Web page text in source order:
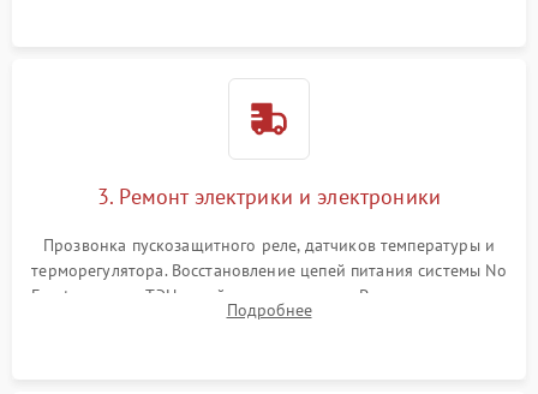
3. Ремонт электрики и электроники
Прозвонка пускозащитного реле, датчиков температуры и
терморегулятора. Восстановление цепей питания системы No
Frost, включая ТЭН оттайки и вентилятор. Ремонт или замена
платы управления при сбоях алгоритмов.
Подробнее